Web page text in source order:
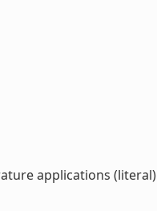
applications (literal)